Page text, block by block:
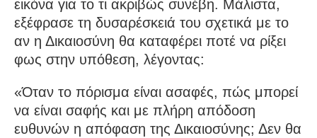
εικόνα για το τι ακριβώς συνέβη. Μάλιστα,
εξέφρασε τη δυσαρέσκειά του σχετικά με το
αν η Δικαιοσύνη θα καταφέρει ποτέ να ρίξει
φως στην υπόθεση, λέγοντας:
«Όταν το πόρισμα είναι ασαφές, πώς μπορεί
να είναι σαφής και με πλήρη απόδοση
ευθυνών η απόφαση της Δικαιοσύνης; Δεν θα